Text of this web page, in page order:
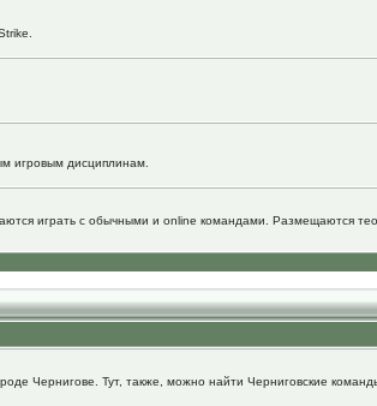
игровым дисциплинам.
играть с обычными и online командами. Размещаются
Чернигове. Тут, также, можно найти Черниговские